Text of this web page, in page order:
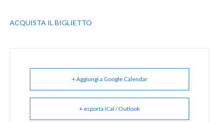
ACQUISTA IL BIGLIETTO
+ Aggiungi a Google Calendar
+ esporta iCal / Outlook